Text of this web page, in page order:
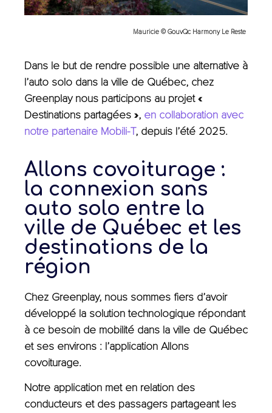
Mauricie © GouvQc Harmony Le Reste
Dans le but de rendre possible une alternative à
l’auto solo dans la ville de Québec, chez
Greenplay nous participons au projet «
Destinations partagées », en collaboration avec
notre partenaire Mobili-T, depuis l’été 2025.
Allons covoiturage :
la connexion sans
auto solo entre la
ville de Québec et les
destinations de la
région
Chez Greenplay, nous sommes fiers d’avoir
développé la solution technologique répondant
à ce besoin de mobilité dans la ville de Québec
et ses environs : l’application Allons
covoiturage.
Notre application met en relation des
conducteurs et des passagers partageant les